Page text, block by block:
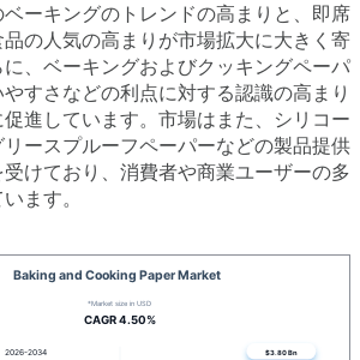
ーキングのトレンドの高まりと、即席
の人気の高まりが市場拡大に大きく寄
、ベーキングおよびクッキングペーパ
すさなどの利点に対する認識の高まり
進しています。市場はまた、シリコー
ースプルーフペーパーなどの製品提供
けており、消費者や商業ユーザーの多
ます。